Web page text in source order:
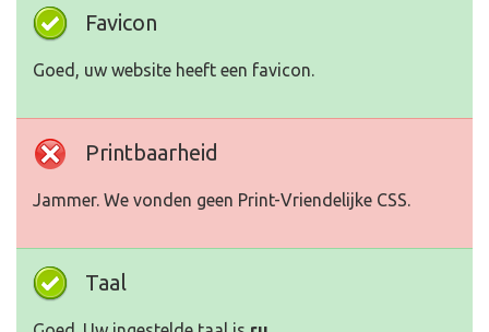
Favicon
Goed, uw website heeft een favicon.
Printbaarheid
Jammer. We vonden geen Print-Vriendelijke CSS.
Taal